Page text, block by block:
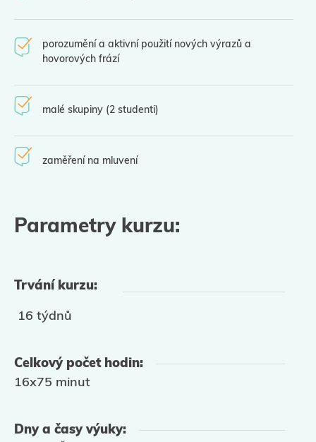
porozumění a aktivní použití nových výrazů a
hovorových frází
malé skupiny (2 studenti)
zaměření na mluvení
Parametry kurzu:
Trvání kurzu:
16 týdnů
Celkový počet hodin:
16x75 minut
Dny a časy výuky: